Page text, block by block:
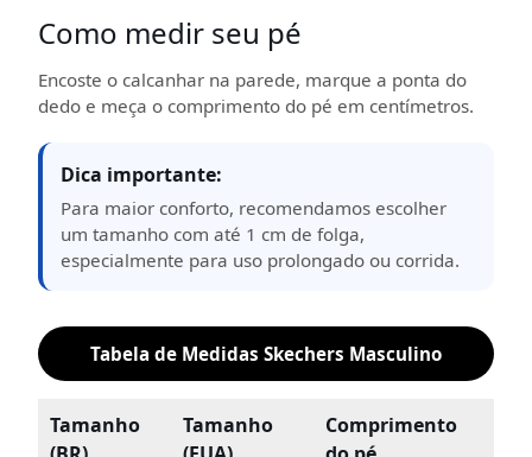
Como medir seu pé
Encoste o calcanhar na parede, marque a ponta do
dedo e meça o comprimento do pé em centímetros.
Dica importante:
Para maior conforto, recomendamos escolher
um tamanho com até 1 cm de folga,
especialmente para uso prolongado ou corrida.
Tabela de Medidas Skechers Masculino
Tamanho
Tamanho
Comprimento